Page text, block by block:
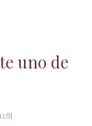
uno de